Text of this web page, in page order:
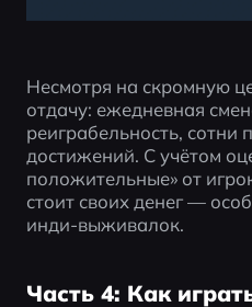
Несмотря на скромную
отдачу: ежедневная
реиграбельность, сотни
достижений. С учётом
положительные» от
стоит своих денег —
инди-выживалок.
Часть 4: Как